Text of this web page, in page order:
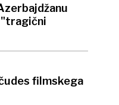
"tragični
filmskega